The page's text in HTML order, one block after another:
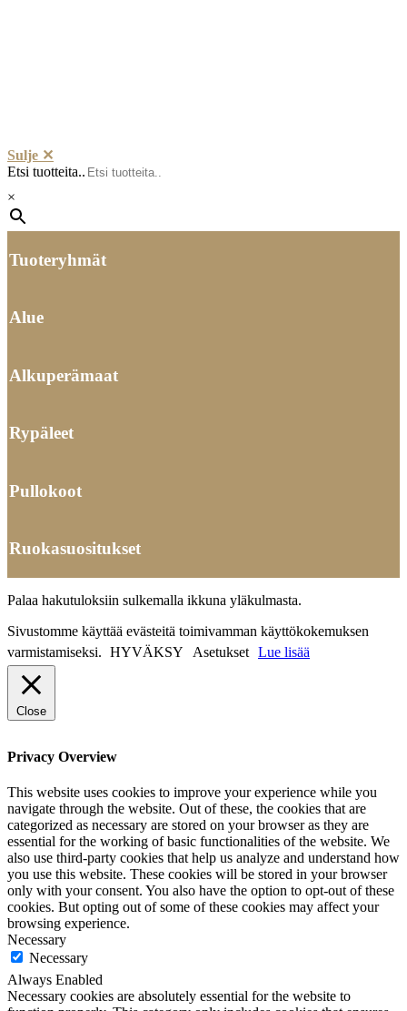
Sulje ✕
Etsi tuotteita..
×
Tuoteryhmät
Alue
Alkuperämaat
Rypäleet
Pullokoot
Ruokasuositukset
Palaa hakutuloksiin sulkemalla ikkuna yläkulmasta.
Sivustomme käyttää evästeitä toimivamman käyttökokemuksen
varmistamiseksi. HYVÄKSY Asetukset Lue lisää
Close
Privacy Overview
This website uses cookies to improve your experience while you
navigate through the website. Out of these, the cookies that are
categorized as necessary are stored on your browser as they are
essential for the working of basic functionalities of the website. We
also use third-party cookies that help us analyze and understand how
you use this website. These cookies will be stored in your browser
only with your consent. You also have the option to opt-out of these
cookies. But opting out of some of these cookies may affect your
browsing experience.
Necessary
Necessary
Always Enabled
Necessary cookies are absolutely essential for the website to